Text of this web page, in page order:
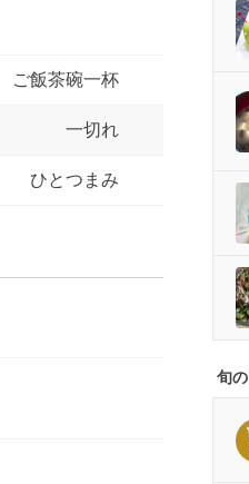
ご飯茶碗一杯
一切れ
ひとつまみ
旬